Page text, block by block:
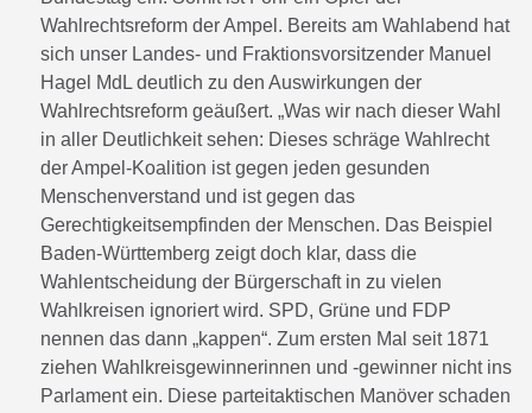
Wahlrechtsreform der Ampel. Bereits am Wahlabend hat
sich unser Landes- und Fraktionsvorsitzender Manuel
Hagel MdL deutlich zu den Auswirkungen der
Wahlrechtsreform geäußert. „Was wir nach dieser Wahl
in aller Deutlichkeit sehen: Dieses schräge Wahlrecht
der Ampel-Koalition ist gegen jeden gesunden
Menschenverstand und ist gegen das
Gerechtigkeitsempfinden der Menschen. Das Beispiel
Baden-Württemberg zeigt doch klar, dass die
Wahlentscheidung der Bürgerschaft in zu vielen
Wahlkreisen ignoriert wird. SPD, Grüne und FDP
nennen das dann „kappen“. Zum ersten Mal seit 1871
ziehen Wahlkreisgewinnerinnen und -gewinner nicht ins
Parlament ein. Diese parteitaktischen Manöver schaden